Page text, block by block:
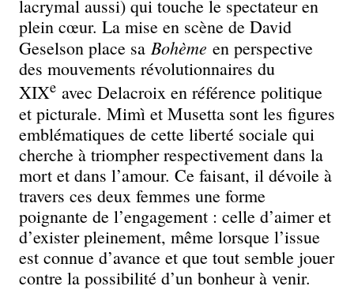
lacrymal aussi) qui touche le spectateur en
plein cœur. La mise en scène de David
Geselson place sa Bohème en perspective
des mouvements révolutionnaires du
XIXe avec Delacroix en référence politique
et picturale. Mimì et Musetta sont les figures
emblématiques de cette liberté sociale qui
cherche à triompher respectivement dans la
mort et dans l’amour. Ce faisant, il dévoile à
travers ces deux femmes une forme
poignante de l’engagement : celle d’aimer et
d’exister pleinement, même lorsque l’issue
est connue d’avance et que tout semble jouer
contre la possibilité d’un bonheur à venir.